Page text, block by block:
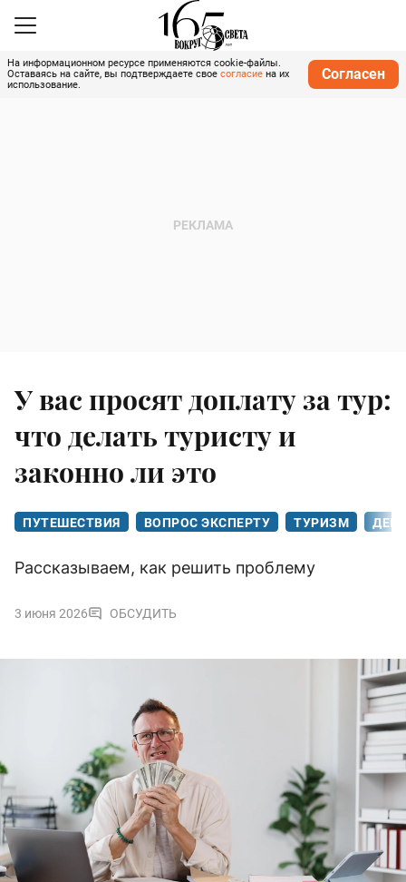
На информационном ресурсе применяются cookie-файлы.
Оставаясь на сайте, вы подтверждаете свое согласие на их
использование.
Согласен
У вас просят доплату за тур:
что делать туристу и
законно ли это
ПУТЕШЕСТВИЯ ВОПРОС ЭКСПЕРТУ ТУРИЗМ
Рассказываем, как решить проблему
3 июня 2026 ОБСУДИТЬ